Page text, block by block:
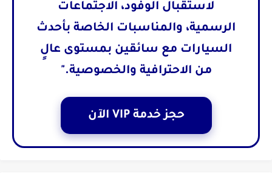
لاستقبال الوفود، الاجتماعات
الرسمية، والمناسبات الخاصة بأحدث
السيارات مع سائقين بمستوى عالٍ
من الاحترافية والخصوصية."
حجز خدمة VIP الآن